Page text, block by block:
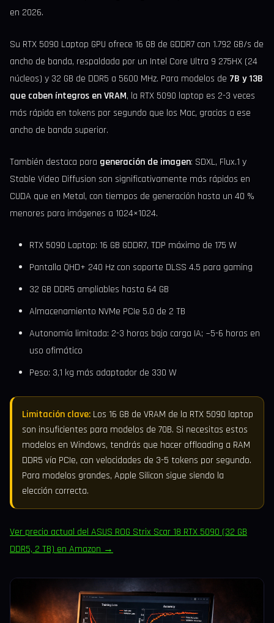
en 2026.
Su RTX 5090 Laptop GPU ofrece 16 GB de GDDR7 con 1.792 GB/s de
ancho de banda, respaldada por un Intel Core Ultra 9 275HX (24
núcleos) y 32 GB de DDR5 a 5600 MHz. Para modelos de 7B y 13B
que caben íntegros en VRAM, la RTX 5090 laptop es 2-3 veces
más rápida en tokens por segundo que los Mac, gracias a ese
ancho de banda superior.
También destaca para generación de imagen: SDXL, Flux.1 y
Stable Video Diffusion son significativamente más rápidos en
CUDA que en Metal, con tiempos de generación hasta un 40 %
menores para imágenes a 1024×1024.
RTX 5090 Laptop: 16 GB GDDR7, TDP máximo de 175 W
Pantalla QHD+ 240 Hz con soporte DLSS 4.5 para gaming
32 GB DDR5 ampliables hasta 64 GB
Almacenamiento NVMe PCIe 5.0 de 2 TB
Autonomía limitada: 2-3 horas bajo carga IA; ~5-6 horas en
uso ofimático
Peso: 3,1 kg más adaptador de 330 W
Limitación clave: Los 16 GB de VRAM de la RTX 5090 laptop
son insuficientes para modelos de 70B. Si necesitas estos
modelos en Windows, tendrás que hacer offloading a RAM
DDR5 vía PCIe, con velocidades de 3-5 tokens por segundo.
Para modelos grandes, Apple Silicon sigue siendo la
elección correcta.
Ver precio actual del ASUS ROG Strix Scar 18 RTX 5090 (32 GB
DDR5, 2 TB) en Amazon →